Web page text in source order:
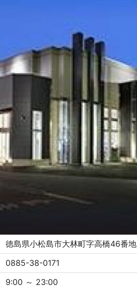
徳島県小松島市大林町字高橋46番地
0885-38-0171
9:00 ～ 23:00